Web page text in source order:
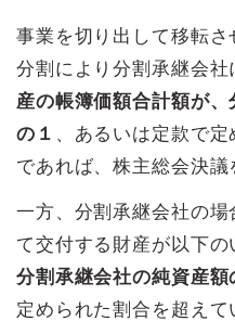
事業を切り出して移転
分割により分割承継会
産の帳簿価額合計額が
の１ 、あるいは定款で
であれば、株主総会決議
一方、分割承継会社の
て交付する財産が以下の
分割承継会社の純資産額
定められた割合を超え